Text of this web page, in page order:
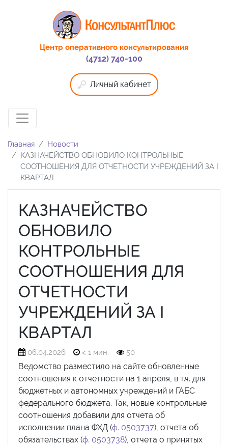
Центр оперативного консультирования
(4712) 740-100
Личный кабинет
Главная
Новости
КАЗНАЧЕЙСТВО ОБНОВИЛО КОНТРОЛЬНЫЕ
СООТНОШЕНИЯ ДЛЯ ОТЧЕТНОСТИ УЧРЕЖДЕНИЙ ЗА I
КВАРТАЛ
КАЗНАЧЕЙСТВО
ОБНОВИЛО
КОНТРОЛЬНЫЕ
СООТНОШЕНИЯ ДЛЯ
ОТЧЕТНОСТИ
УЧРЕЖДЕНИЙ ЗА I
КВАРТАЛ
06.04.2026 < 1 мин. 50
Ведомство разместило на сайте обновленные
соотношения к отчетности на 1 апреля, в т.ч. для
бюджетных и автономных учреждений и ГАБС
федерального бюджета. Так, новые контрольные
соотношения добавили для отчета об
исполнении плана ФХД (ф. 0503737), отчета об
обязательствах (ф. 0503738), отчета о принятых